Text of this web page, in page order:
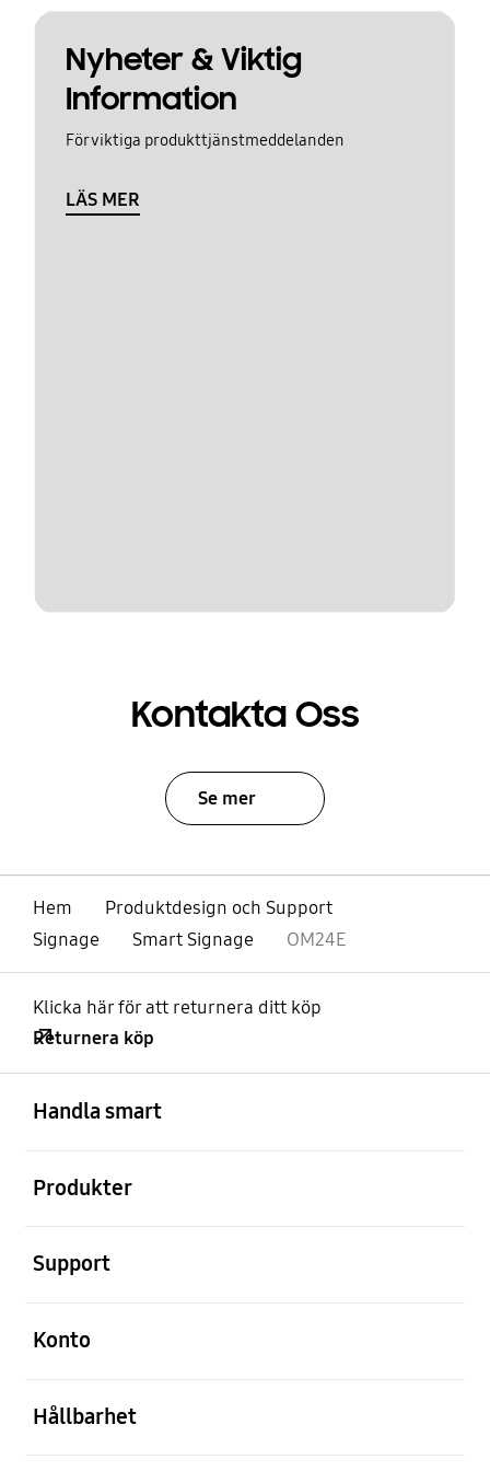
Nyheter & Viktig
Information
För viktiga produkttjänstmeddelanden
LÄS MER
Kontakta Oss
Se mer
Hem
Produktdesign och Support
Signage
Smart Signage OM24E
Klicka här för att returnera ditt köp
Returnera köp
Handla smart
Produkter
Support
Konto
Hållbarhet